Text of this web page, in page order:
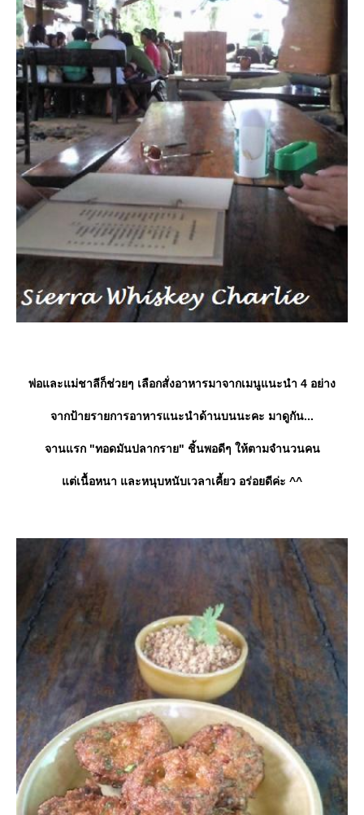
พ่อและแม่ชาลีก็ช่วยๆ เลือกสั่งอาหารมาจากเมนูแนะนำ 4 อย่าง
จากป้ายรายการอาหารแนะนำด้านบนนะคะ มาดูกัน...
จานแรก "ทอดมันปลากราย" ชิ้นพอดีๆ ให้ตามจำนวนคน
ต่เนื้อหนา และหนุบหนับเวลาเคี้ยว อร่อยดีค่ะ ^^